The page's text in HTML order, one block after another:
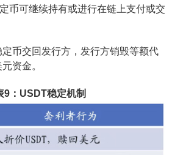
币可继续持有或进行在链上支付或交
币交回发行方，发行方销毁等额代
资金。
9：USDT稳定机制